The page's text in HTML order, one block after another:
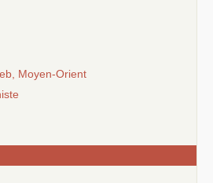
Moyen-Orient